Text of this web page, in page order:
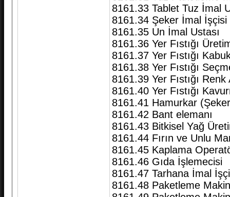
8161.33 Tablet Tuz İmal
8161.34 Şeker İmal İşçisi
8161.35 Un İmal Ustası
8161.36 Yer Fıstığı
8161.37 Yer Fıstığı
8161.38 Yer Fıstığı
8161.39 Yer Fıstığı
8161.40 Yer Fıstığı
8161.41 Hamurkar
8161.42 Bant elemanı
8161.43 Bitkisel Yağ
8161.44 Fırın ve Unlu
8161.45 Kaplama
8161.46 Gıda İşlemecisi
8161.47 Tarhana İmal
8161.48 Paketleme